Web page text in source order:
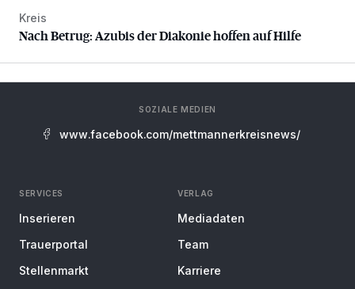
Nach Betrug: Azubis der Diakonie hoffen auf Hilfe
Kreis
Nach Betrug: Azubis der Diakonie hoffen auf Hilfe
SOZIALE MEDIEN
www.facebook.com/mettmannerkreisnews/
SERVICES
Inserieren
Trauerportal
Stellenmarkt
VERLAG
Mediadaten
Team
Karriere